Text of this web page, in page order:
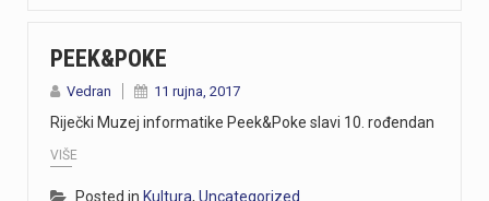
PEEK&POKE
Vedran 11 rujna, 2017
Riječki Muzej informatike Peek&Poke slavi 10. rođendan
VIŠE
Posted in Kultura, Uncategorized